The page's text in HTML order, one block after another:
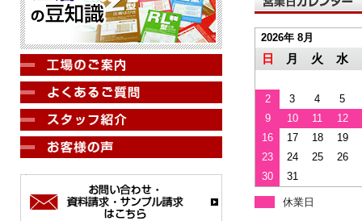
2026年 8月
日 月 火 水
2 3 4
5
9
10 11
12
16
17 18
19
23
24 25
26
30
31
休業日